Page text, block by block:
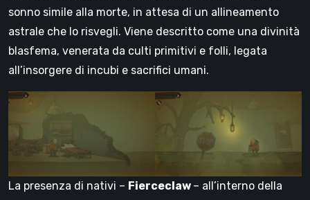
sonno simile alla morte, in attesa di un allineamento
astrale che lo risvegli. Viene descritto come una divinità
blasfema, venerata da culti primitivi e folli, legata
all’insorgere di incubi e sacrifici umani.
La presenza di nativi – Fierceclaw – all’interno della